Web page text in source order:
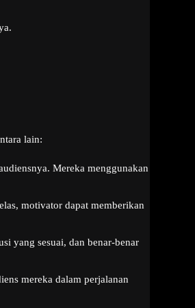
lain:
Mereka menggunakan
motivator dapat memberikan
yang sesuai, dan benar-benar
mereka dalam perjalanan